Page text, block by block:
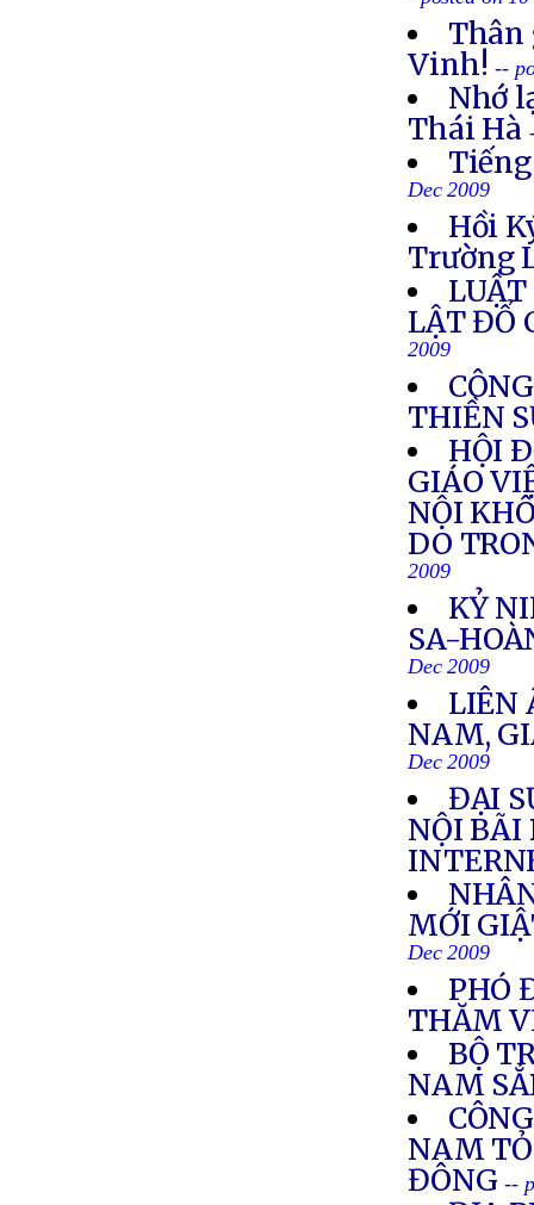
Thân
Vinh! --
Nhớ
Thái Hà
Dec 2009
Hồi
Trường
LẬT ĐỔ
2009
THIỀN
HỘI
GIÁO
NỘI
DO
2009
KỶ
SA-
Dec 2009
LIÊN
NAM,
Dec 2009
ĐẠI
NỘI BÃI
MỚI
Dec 2009
PHÓ
THĂM
BỘ
NAM
NAM
ĐÔNG --